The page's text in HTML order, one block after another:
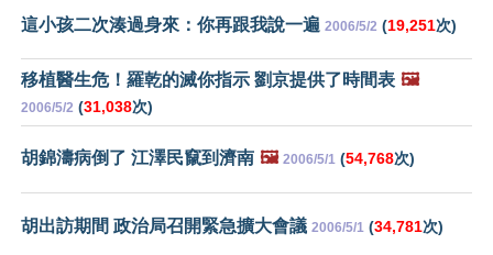
這小孩二次湊過身來：你再跟我說一遍 2006/5/2 (19,251次)
移植醫生危！羅乾的滅你指示 劉京提供了時間表 🖼️
2006/5/2 (31,038次)
胡錦濤病倒了 江澤民竄到濟南 🖼️ 2006/5/1 (54,768次)
胡出訪期間 政治局召開緊急擴大會議 2006/5/1 (34,781次)